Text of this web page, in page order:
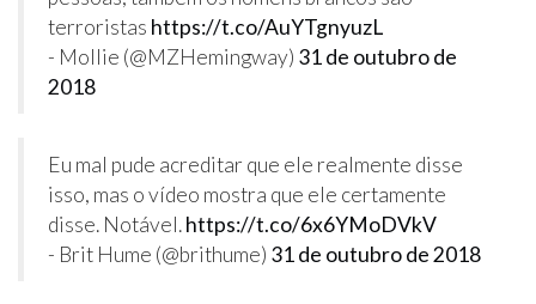
terroristas https://t.co/AuYTgnyuzL
- Mollie (@MZHemingway) 31 de outubro de
2018
Eu mal pude acreditar que ele realmente disse
isso, mas o vídeo mostra que ele certamente
disse. Notável.https://t.co/6x6YMoDVkV
- Brit Hume (@brithume) 31 de outubro de 2018